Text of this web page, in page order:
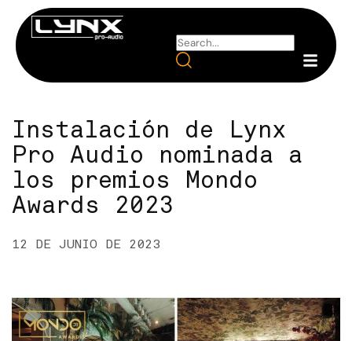
Instalación de Lynx
Pro Audio nominada a
los premios Mondo
Awards 2023
12 DE JUNIO DE 2023